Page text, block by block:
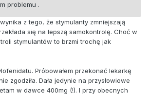
problemu .
z tego, że stymulanty zmniejszają
się na lepszą samokontrolę. Choć w
stymulantów to brzmi trochę jak
Próbowałem przekonać lekarkę
zgodziła. Dała jedynie na przysłowiowe
w dawce 400mg (!). I przy obecnych